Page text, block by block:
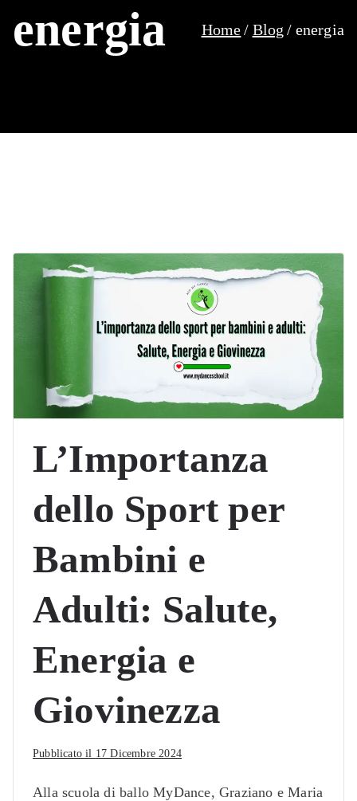
energia Home Blog energia
L’Importanza
dello Sport per
Bambini e
Adulti: Salute,
Energia e
Giovinezza
Pubblicato il 17 Dicembre 2024
Alla scuola di ballo MyDance, Graziano e Maria